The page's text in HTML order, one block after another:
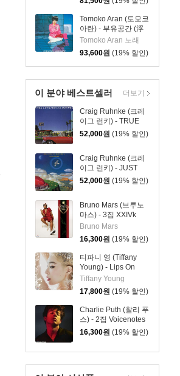
Tomoko Aran (토모코
아란) - 부유공간 (浮
遊空間) (+1) [2LP]
Tomoko Aran 노래
93,600원 (19% 할인)
이 분야 베스트셀러
Craig Ruhnke (크레
이그 런키) - TRUE
LOVE [LP]
52,000원 (19% 할인)
Craig Ruhnke (크레
이그 런키) - JUST
LIKE THE OLD
52,000원 (19% 할인)
Bruno Mars (브루노
마스) - 3집 XXIVk
Magic (24K 매직)
Bruno Mars
16,300원 (19% 할인)
티파니 영 (Tiffany
Young) - Lips On
Lips [EP]
Tiffany Young
17,800원 (19% 할인)
Charlie Puth (찰리 푸
스) - 2집 Voicenotes
16,300원 (19% 할인)
더보기